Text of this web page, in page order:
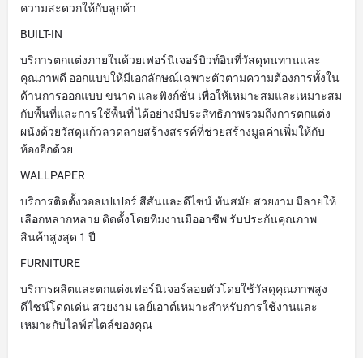
ความสะดวกให้กับลูกค้า
BUILT-IN
บริการตกแต่งภายในด้วยเฟอร์นิเจอร์บิวท์อินที่วัสดุทนทานและ
คุณภาพดี ออกแบบให้มีเอกลักษณ์เฉพาะตัวตามความต้องการทั้งใน
ด้านการออกแบบ ขนาด และฟังก์ชั่น เพื่อให้เหมาะสมและเหมาะสม
กับพื้นที่และการใช้พื้นที่ ได้อย่างมีประสิทธิภาพรวมถึงการตกแต่ง
ผนังด้วยวัสดุแก้วลวดลายสร้างสรรค์ที่ช่วยสร้างมูลค่าเพิ่มให้กับ
ห้องอีกด้วย
WALLPAPER
บริการติดตั้งวอลเปเปอร์ สีสันและดีไซน์ ทันสมัย สวยงาม มีลายให้
เลือกหลากหลาย ติดตั้งโดยทีมงานมืออาชีพ รับประกันคุณภาพ
สินค้าสูงสุด 1 ปี
FURNITURE
บริการผลิตและตกแต่งเฟอร์นิเจอร์ลอยตัวโดยใช้วัสดุคุณภาพสูง
ดีไซน์โดดเด่น สวยงาม เลย์เอาต์เหมาะสำหรับการใช้งานและ
เหมาะกับไลฟ์สไตล์ของคุณ